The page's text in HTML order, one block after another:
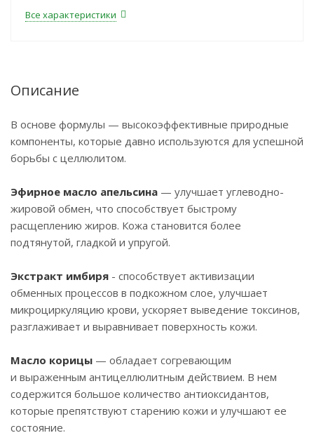
Все характеристики
Описание
В основе формулы — высокоэффективные природные
компоненты, которые давно используются для успешной
борьбы с целлюлитом.
Эфирное масло апельсина — улучшает углеводно-
жировой обмен, что способствует быстрому
расщеплению жиров. Кожа становится более
подтянутой, гладкой и упругой.
Экстракт имбиря - способствует активизации
обменных процессов в подкожном слое, улучшает
микроциркуляцию крови, ускоряет выведение токсинов,
разглаживает и выравнивает поверхность кожи.
Масло корицы — обладает согревающим
и выраженным антицеллюлитным действием. В нем
содержится большое количество антиоксидантов,
которые препятствуют старению кожи и улучшают ее
состояние.